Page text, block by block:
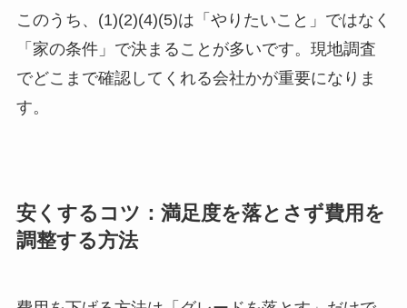
このうち、(1)(2)(4)(5)は「やりたいこと」ではなく
「家の条件」で決まることが多いです。現地調査
でどこまで確認してくれる会社かが重要になりま
す。
安くするコツ：満足度を落とさず費用を
調整する方法